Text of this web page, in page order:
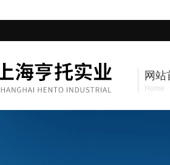
网站
Home